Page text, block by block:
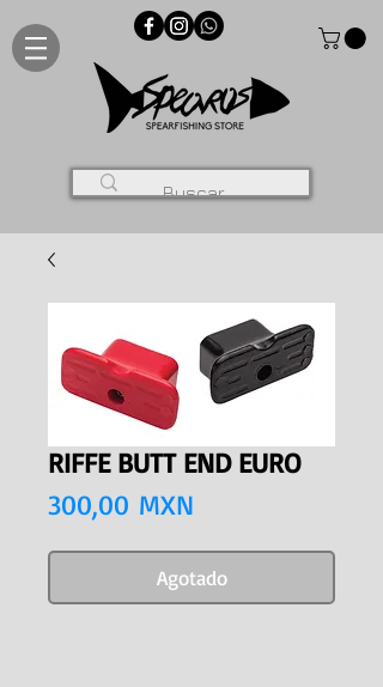
RIFFE BUTT END EURO
300,00 MXN
Agotado